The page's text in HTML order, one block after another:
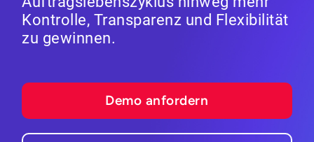
Kontrolle, Transparenz und Flexibilität
zu gewinnen.
Demo anfordern